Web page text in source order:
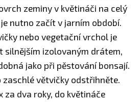
zeminy v květináči na celý
nutno začít v jarním období.
nebo vegetační vrchol je
silnějším izolovaným drátem,
jako při pěstování bonsají.
zaschlé větvičky odstřihněte.
za dva roky, do květináče